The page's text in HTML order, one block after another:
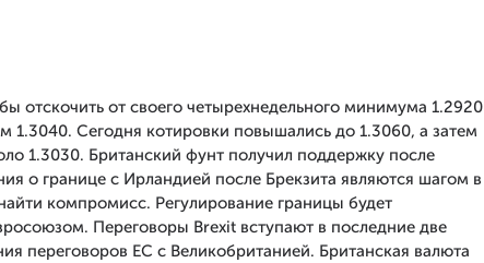
отскочить от своего четырехнедельного минимума 1.2920
1.3040. Сегодня котировки повышались до 1.3060, а затем
1.3030. Британский фунт получил поддержку после
о границе с Ирландией после Брекзита являются шагом в
компромисс. Регулирование границы будет
Переговоры Brexit вступают в последние две
переговоров ЕС с Великобританией. Британская валюта